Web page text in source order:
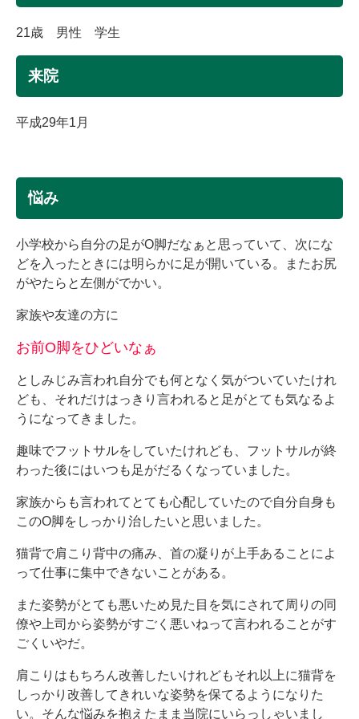
21歳 男性 学生
来院
平成29年1月
悩み
小学校から自分の足がO脚だなぁと思っていて、次にな
どを入ったときには明らかに足が開いている。またお尻
がやたらと左側がでかい。
家族や友達の方に
お前O脚をひどいなぁ
としみじみ言われ自分でも何となく気がついていたけれ
ども、それだけはっきり言われると足がとても気なるよ
うになってきました。
趣味でフットサルをしていたけれども、フットサルが終
わった後にはいつも足がだるくなっていました。
家族からも言われてとても心配していたので自分自身も
このO脚をしっかり治したいと思いました。
猫背で肩こり背中の痛み、首の凝りが上手あることによ
って仕事に集中できないことがある。
また姿勢がとても悪いため見た目を気にされて周りの同
僚や上司から姿勢がすごく悪いねって言われることがす
ごくいやだ。
肩こりはもちろん改善したいけれどもそれ以上に猫背を
しっかり改善してきれいな姿勢を保てるようになりた
い。そんな悩みを抱えたまま当院にいらっしゃいまし